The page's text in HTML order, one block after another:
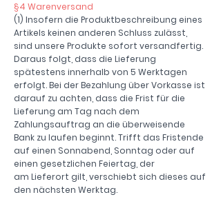
§4 Warenversand
(1) Insofern die Produktbeschreibung eines
Artikels keinen anderen Schluss zulässt,
sind unsere Produkte sofort versandfertig.
Daraus folgt, dass die Lieferung
spätestens innerhalb von 5 Werktagen
erfolgt. Bei der Bezahlung über Vorkasse ist
darauf zu achten, dass die Frist für die
Lieferung am Tag nach dem
Zahlungsauftrag an die überweisende
Bank zu laufen beginnt. Trifft das Fristende
auf einen Sonnabend, Sonntag oder auf
einen gesetzlichen Feiertag, der
am Lieferort gilt, verschiebt sich dieses auf
den nächsten Werktag.